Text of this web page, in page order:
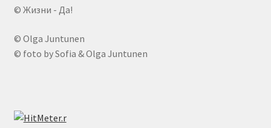
© Жизни - Да!
© Olga Juntunen
© foto by Sofia & Olga Juntunen